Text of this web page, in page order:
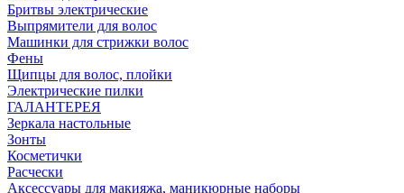
Бритвы электрические
Выпрямители для волос
Машинки для стрижки волос
Фены
Щипцы для волос, плойки
Электрические пилки
ГАЛАНТЕРЕЯ
Зеркала настольные
Зонты
Косметички
Расчески
Аксессуары для макияжа, маникюрные наборы